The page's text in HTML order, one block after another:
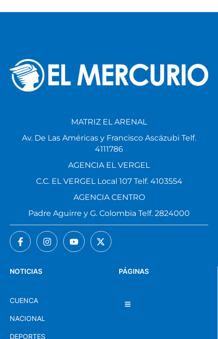
PÁGINAS
NOTICIAS
CUENCA
NACIONAL
DEPORTES
MATRIZ EL ARENAL
Av. De Las Américas y Francisco Ascázubi Telf.
4111786
AGENCIA EL VERGEL
C.C. EL VERGEL Local 107 Telf. 4103554
AGENCIA CENTRO
Padre Aguirre y G. Colombia Telf. 2824000